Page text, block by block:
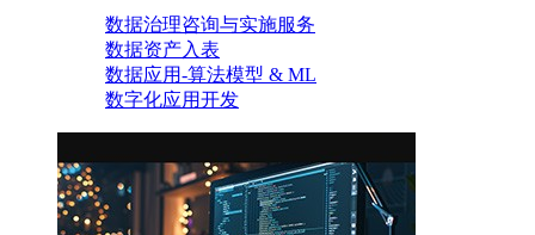
数据治理咨询与实施服务
数据资产入表
数据应用-算法模型 & ML
数字化应用开发